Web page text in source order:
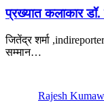
प्रख्यात कलाकार
जितेंद्र शर्मा
सम्मान…
Rajesh